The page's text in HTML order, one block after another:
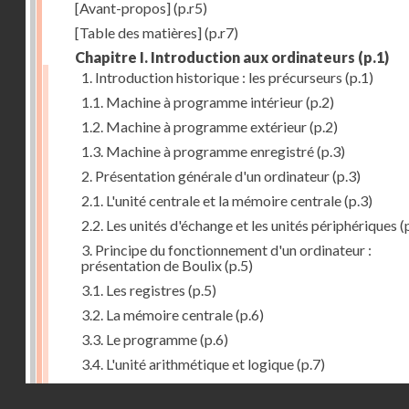
[Avant-propos](p.r5)
[Table des matières](p.r7)
Chapitre I. Introduction aux ordinateurs (p.1)
1. Introduction historique : les précurseurs (p.1)
1.1. Machine à programme intérieur(p.2)
1.2. Machine à programme extérieur(p.2)
1.3. Machine à programme enregistré(p.3)
2. Présentation générale d'un ordinateur(p.3)
2.1. L'unité centrale et la mémoire centrale(p.3)
2.2. Les unités d'échange et les unités périphériques
3. Principe du fonctionnement d'un ordinateur :
présentation de Boulix(p.5)
3.1. Les registres (p.5)
3.2. La mémoire centrale(p.6)
3.3. Le programme(p.6)
3.4. L'unité arithmétique et logique(p.7)
3.5. L'unité de contrôle(p.8)